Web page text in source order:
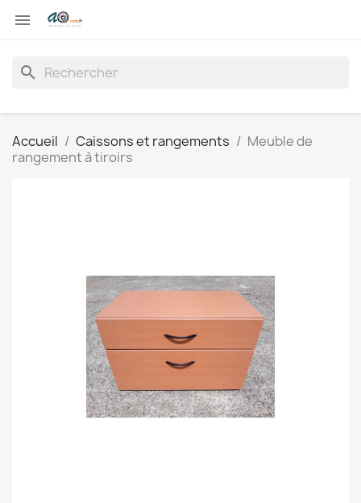

search
Accueil Caissons et rangements
Meuble de
rangement à tiroirs